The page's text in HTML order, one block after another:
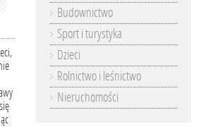
Budownictwo
Sport i turystyka
Dzieci
Rolnictwo i leśnictwo
Nieruchomości